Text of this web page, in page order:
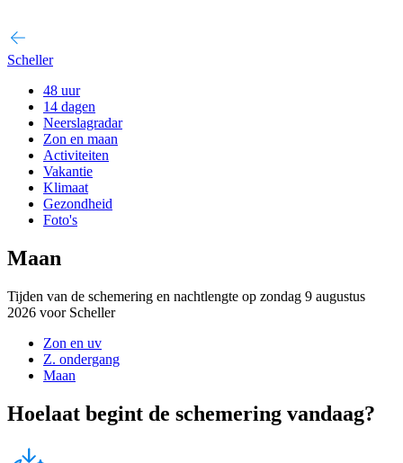
Scheller
48 uur
14 dagen
Neerslagradar
Zon en maan
Activiteiten
Vakantie
Klimaat
Gezondheid
Foto's
Maan
Tijden van de schemering en nachtlengte op zondag 9 augustus
2026 voor Scheller
Zon en uv
Z. ondergang
Maan
Hoelaat begint de schemering vandaag?